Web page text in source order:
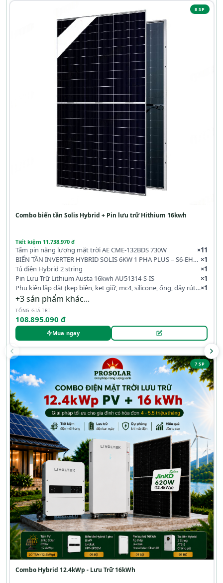
8 SP
Combo biến tần Solis Hybrid + Pin lưu trữ Hithium 16kwh
Tiết kiệm 11.738.970 đ
Tấm pin năng lượng mặt trời AE CME-132BDS 730W
×11
BIẾN TẦN INVERTER HYBRID SOLIS 6KW 1 PHA PLUS – S6-EH1P6K-L-PLUS ×1
Tủ điện Hybrid 2 string
×1
Pin Lưu Trữ Lithium Austa 16kwh AU51314-S-IS
×1
Phụ kiện lắp đặt (kẹp biên, kẹt giữ, mc4, silicone, ống, dây rút, co)×1
+3 sản phẩm khác...
TỔNG GIÁ TRỊ
108.895.090 đ
Mua ngay
7 SP
Combo Hybrid 12.4kWp - Lưu Trữ 16kWh